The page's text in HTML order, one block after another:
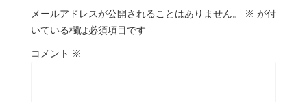
メールアドレスが公開されることはありません。 ※ が付
いている欄は必須項目です
コメント ※